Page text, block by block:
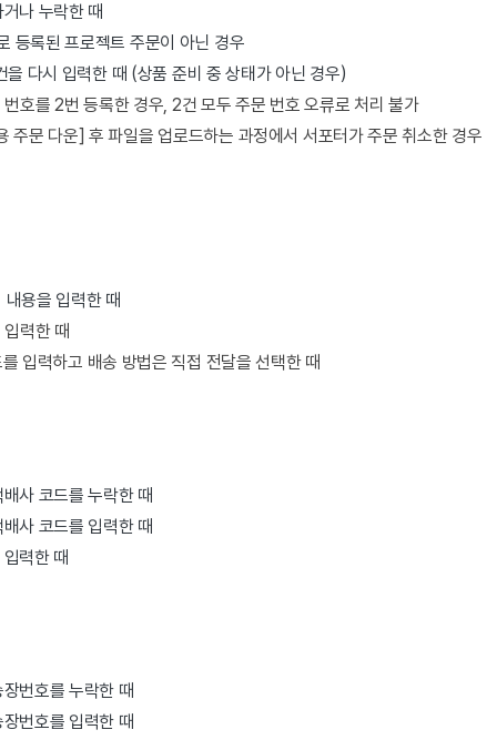
나 누락한 때
등록된 프로젝트 주문이 아닌 경우
을 다시 입력한 때 (상품 준비 중 상태가 아닌 경우)
호를 2번 등록한 경우, 2건 모두 주문 번호 오류로 처리 불가
주문 다운] 후 파일을 업로드하는 과정에서 서포터가 주문 취소한 경우
용을 입력한 때
력한 때
입력하고 배송 방법은 직접 전달을 선택한 때
사 코드를 누락한 때
사 코드를 입력한 때
력한 때
번호를 누락한 때
번호를 입력한 때